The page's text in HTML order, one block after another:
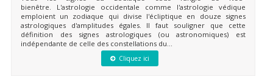
bienêtre. L'astrologie occidentale comme l'astrologie védique
emploient un zodiaque qui divise l'écliptique en douze signes
astrologiques d'amplitudes égales. Il faut souligner que cette
définition des signes astrologiques (ou astronomiques) est
indépendante de celle des constellations du...
Cliquez ici